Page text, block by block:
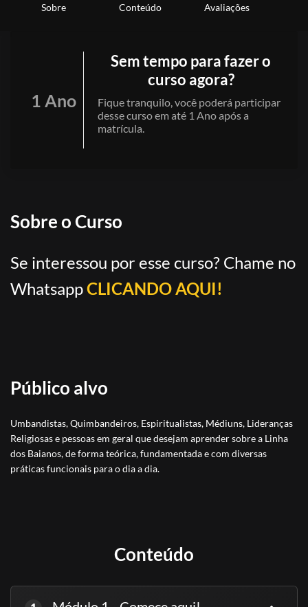
Sobre Conteúdo Avaliações
1 Ano
Sem tempo para fazer o
curso agora?
Fique tranquilo, você poderá participar
desse curso em até 1 Ano após a
matrícula.
Sobre o Curso
Se interessou por esse curso? Chame no
WhatsappCLICANDO AQUI!
Público alvo
Umbandistas, Quimbandeiros, Espiritualistas, Médiuns, Lideranças
Religiosas e pessoas em geral que desejam aprender sobre a Linha
dos Baianos, de forma teórica, fundamentada e com diversas
práticas funcionais para o dia a dia.
Conteúdo